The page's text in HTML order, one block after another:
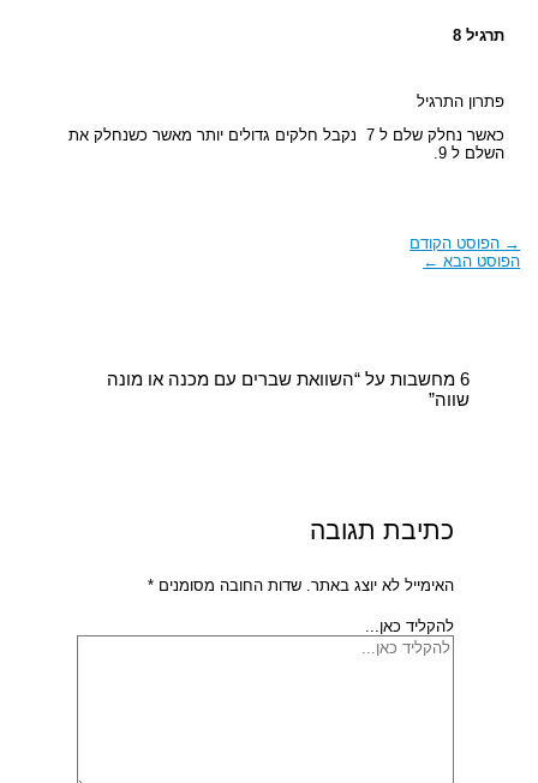
תרגיל 8
פתרון התרגיל
כאשר נחלק שלם ל 7 נקבל חלקים גדולים יותר מאשר כשנחלק את
השלם ל 9.
→ הפוסט הקודם
הפוסט הבא ←
6 מחשבות על “השוואת שברים עם מכנה או מונה
שווה”
כתיבת תגובה
האימייל לא יוצג באתר. שדות החובה מסומנים *
להקליד כאן...